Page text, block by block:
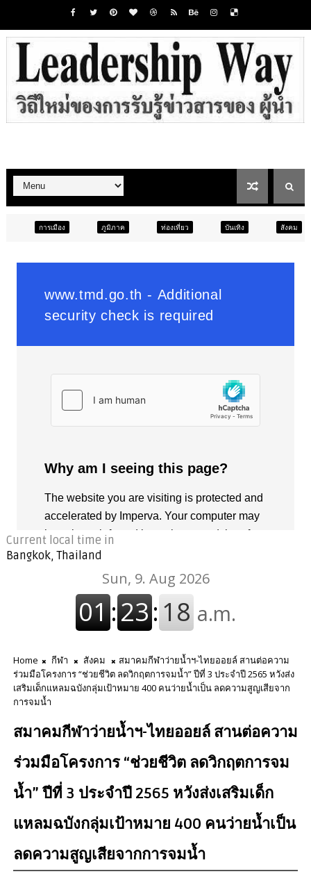
ภูมิภาค ท่องเที่ยว บันเทิง
Current local time in
Bangkok, Thailand
Home กีฬา สังคม
สมาคมกีฬาว่ายน้ำฯ-ไทยออยล์ สานต่อความ
ร่วมมือโครงการ “ช่วยชีวิต ลดวิกฤตการจมน้ำ” ปีที่ 3 ประจำปี 2565 หวังส่ง
เสริมเด็กแหลมฉบังกลุ่มเป้าหมาย 400 คนว่ายน้ำเป็น ลดความสูญเสียจาก
การจมน้ำ
สมาคมกีฬาว่ายน้ำฯ-ไทยออยล์ สานต่อความ
ร่วมมือโครงการ “ช่วยชีวิต ลดวิกฤตการจม
น้ำ” ปีที่ 3 ประจำปี 2565 หวังส่งเสริมเด็ก
แหลมฉบังกลุ่มเป้าหมาย 400 คนว่ายน้ำเป็น
ลดความสูญเสียจากการจมน้ำ